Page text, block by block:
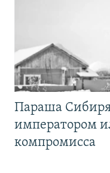
Параша
императором
компромисса